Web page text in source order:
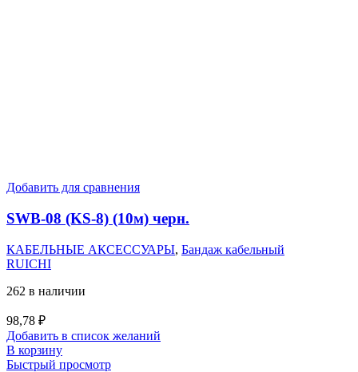
Добавить для сравнения
SWB-08 (KS-8) (10м) черн.
КАБЕЛЬНЫЕ АКСЕССУАРЫ, Бандаж кабельный
RUICHI
262 в наличии
98,78 ₽
Добавить в список желаний
В корзину
Быстрый просмотр